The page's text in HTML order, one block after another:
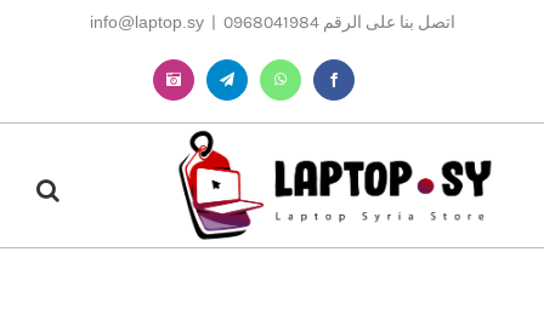
اتصل بنا على الرقم 0968041984 |
info@laptop.sy
Facebook
WhatsApp
Telegram
Instagram